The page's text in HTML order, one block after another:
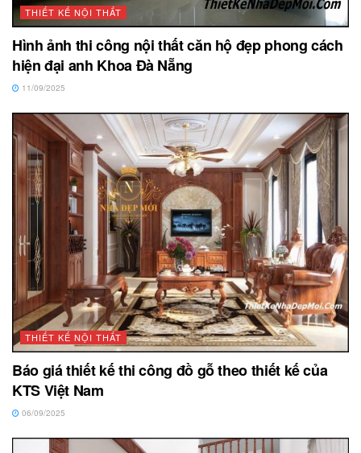
THIẾT KẾ NỘI THẤT
Hình ảnh thi công nội thất căn hộ đẹp phong cách
hiện đại anh Khoa Đà Nẵng
11/09/2025
THIẾT KẾ NỘI THẤT
Báo giá thiết kế thi công đồ gỗ theo thiết kế của
KTS Việt Nam
06/09/2025